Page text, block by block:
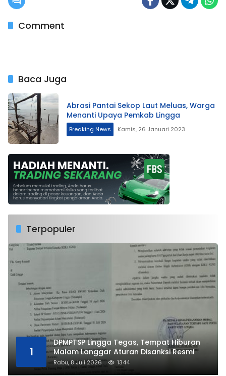
Comment
Baca Juga
Abrasi Pantai Sekop Laut Meluas, Warga
Menanti Upaya Pemkab Lingga
Breaking News Kamis, 26 Januari 2023
Terpopuler
1
DPMPTSP Lingga Tegas, Tempat Hiburan
Malam Langgar Aturan Disanksi Resmi
Rabu, 8 Juli 2026 1344